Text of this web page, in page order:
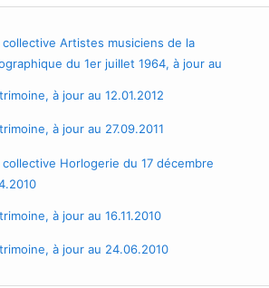
Artistes musiciens de la
du 1er juillet 1964, à jour au
à jour au 12.01.2012
à jour au 27.09.2011
Horlogerie du 17 décembre
à jour au 16.11.2010
à jour au 24.06.2010